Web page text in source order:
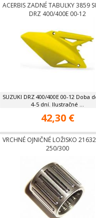
ACERBIS ZADNÉ TABUĽKY 3859
DRZ 400/400E 00-12
SUZUKI DRZ 400/400E 00-12 Doba
4-5 dní. Ilustračné ...
42,30 €
VRCHNÉ OJNIČNÉ LOŽISKO
250/300